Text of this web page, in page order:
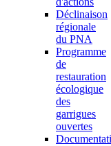
Déclinaison
régionale
du PNA
Programme
de
restauration
écologique
des
garrigues
ouvertes